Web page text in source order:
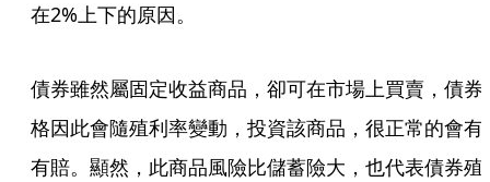
在2%上下的原因。
債券雖然屬固定收益商品，卻可在市場上買賣，債券
格因此會隨殖利率變動，投資該商品，很正常的會有
有賠。顯然，此商品風險比儲蓄險大，也代表債券殖